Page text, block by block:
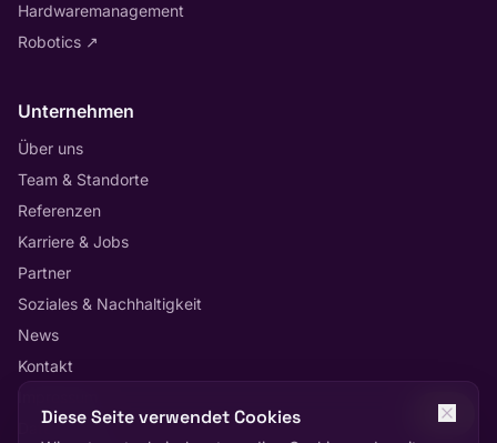
Hardwaremanagement
Robotics ↗
Unternehmen
Über uns
Team & Standorte
Referenzen
Karriere & Jobs
Partner
Soziales & Nachhaltigkeit
News
Kontakt
Datenschutz
Diese Seite verwendet Cookies